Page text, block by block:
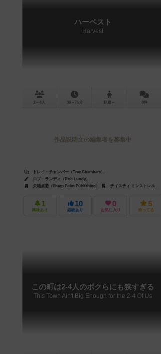
ハーベスト
Harvest
2～4人 30～75分 14歳～ 0件
作品説明文の編集者を募集中
トレイ・チャンバー（Trey Chambers）
ロブ・ランディ（Rob Lundy）
尖端桌遊（Sharp Point Publishing）
テイスティ ミンストレル ゲームズ（Tasty Minstrel Games）
1
興味あり
10
経験あり
0
お気に入り
5
持ってる
この町は2-4人のボクらにも狭すぎる
This Town Ain't Big Enough for the 2-4 Of Us